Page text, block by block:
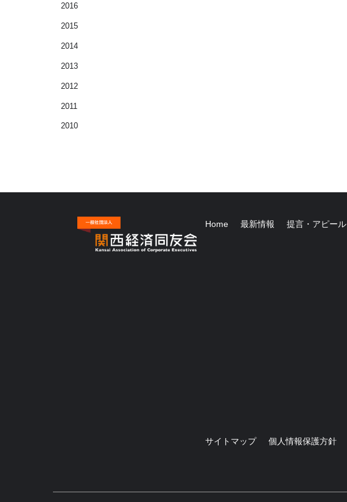
2016
2015
2014
2013
2012
2011
2010
Home 最新情報 提言・アピール
サイトマップ 個人情報保護方針